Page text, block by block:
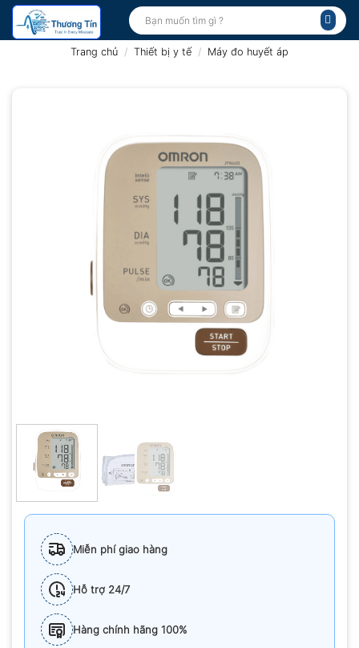
Bỏ
qua
Tìm
kiếm:
Trang chủ / Thiết bị y tế / Máy đo huyết áp
Miễn phí giao hàng
Hỗ trợ 24/7
Hàng chính hãng 100%